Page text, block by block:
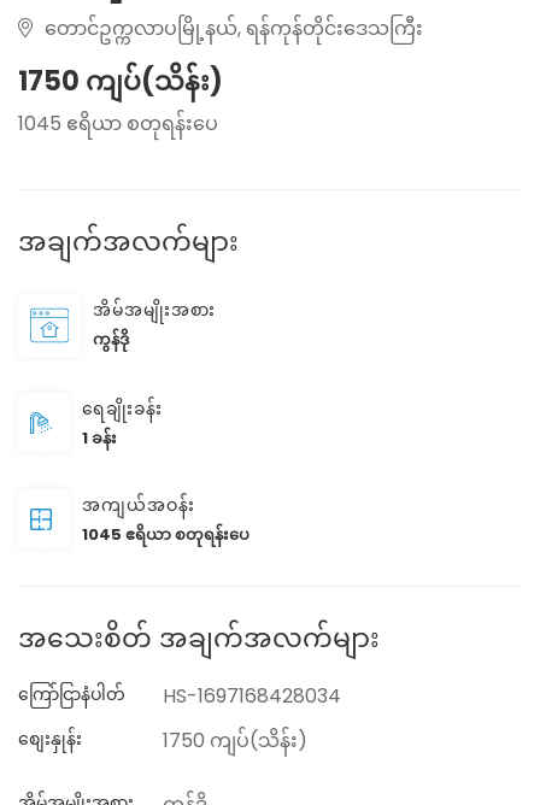
တောင်ဥက္ကလာပမြို့နယ်, ရန်ကုန်တိုင်းဒေသကြီး
1750 ကျပ်(သိန်း)
1045 ဧရိယာ စတုရန်းပေ
အချက်အလက်များ
အိမ်အမျိုးအစား
ကွန်ဒို
ရေချိုးခန်း
1 ခန်း
အကျယ်အဝန်း
1045 ဧရိယာ စတုရန်းပေ
အသေးစိတ် အချက်အလက်များ
ကြော်ငြာနံပါတ် HS-1697168428034
စျေးနှုန်း 1750 ကျပ်(သိန်း)